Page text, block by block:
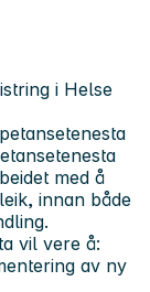
i Helse
med å
innan både
vil vere å:
av ny